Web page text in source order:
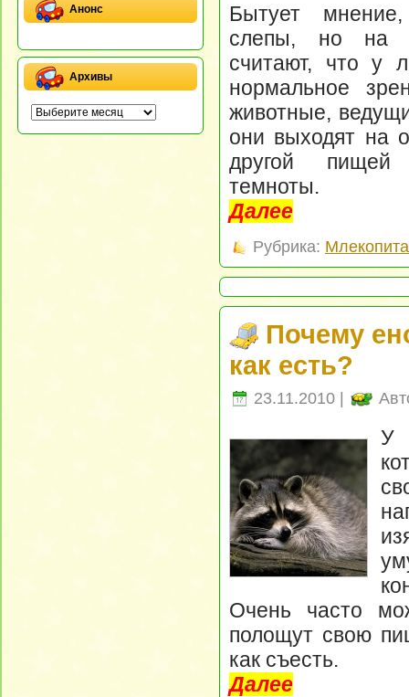
Анонс
Архивы
Бытует
слепы, но на
считают, что у
нормальное
животные,
они выходят на
другой пищей
темноты.
Далее
Рубрика:
Почему
как есть?
23.11.2010 |
У
Очень часто
полощут свою
как съесть.
Далее